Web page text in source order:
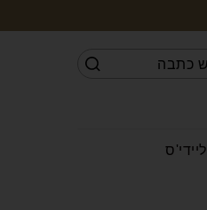
ליידי'ס